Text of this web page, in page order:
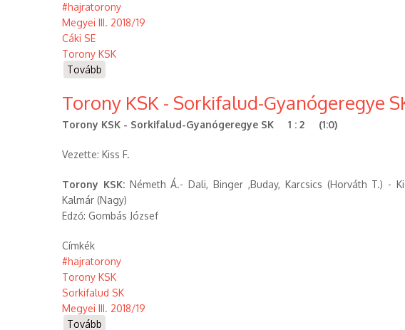
#hajratorony
Megyei III. 2018/19
Cáki SE
Torony KSK
Tovább
-
Torony
KSK
(2018.10.28))
Torony KSK - Sorkifalud-Gyanógeregye
Torony KSK - Sorkifalud-Gyanógeregye SK 1 : 2 (1:0)
Vezette: Kiss F.
Torony KSK:Németh Á.- Dali, Binger ,Buday, Karcsics (Horváth T.) -
Kalmár (Nagy)
Edző: Gombás József
Címkék
#hajratorony
Torony KSK
Sorkifalud SK
Megyei III. 2018/19
Tovább